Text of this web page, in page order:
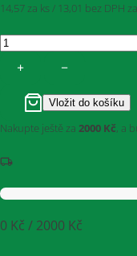
14,57 za ks / 13,01 bez DPH
+ −
Nakupte ještě za 2000 Kč, a
0 Kč / 2000 Kč